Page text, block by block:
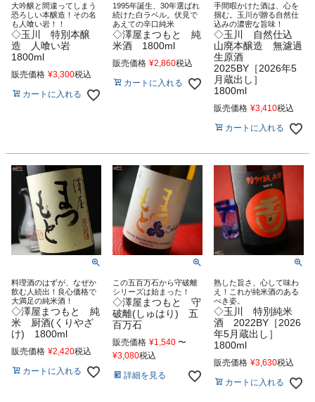
大吟醸と間違ってしまう
恐ろしい本醸造！その名
も人喰い岩！！
◇玉川 特別本醸
造 人喰い岩
1800ml
販売価格 ¥3,300税込
カートに入れる
1995年誕生、30年選ばれ
続けた白ラベル。伏見で
あえての辛口純米
◇澤屋まつもと 純
米酒 1800ml
販売価格 ¥2,860税込
カートに入れる
手間暇かけた酒は、心を
掴む。玉川が贈る自然仕
込みの濃密な旨味！
◇玉川 自然仕込
山廃本醸造 無濾過
生原酒
2025BY［2026年5
月蔵出し］
1800ml
販売価格 ¥3,410税込
カートに入れる
料理酒のはずが、なぜか
飲む人続出！良心価格で
大満足の純米酒！
◇澤屋まつもと 純
米 厨酒(くりやざ
け) 1800ml
販売価格 ¥2,420税込
カートに入れる
この五百万石から守破離
シリーズは始まった！
◇澤屋まつもと 守
破離(しゅはり) 五
百万石
販売価格 ¥1,540 〜
¥3,080税込
詳細を見る
熟した旨さ、心して味わ
え！これが純米酒のある
べき姿。
◇玉川 特別純米
酒 2022BY［2026
年5月蔵出し］
1800ml
販売価格 ¥3,630税込
カートに入れる